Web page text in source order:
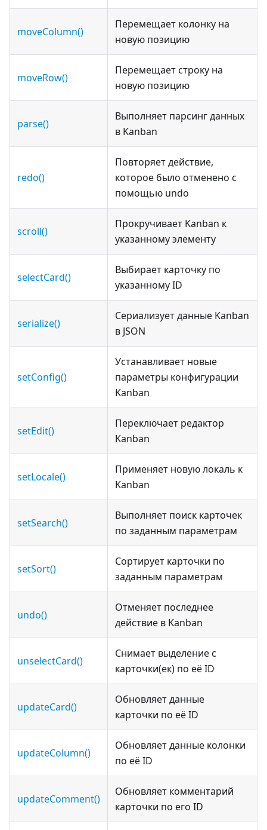
moveColumn()
Перемещает колонку на
новую позицию
moveRow()
Перемещает строку на
новую позицию
parse()
Выполняет парсинг данных
в Kanban
redo()
Повторяет действие,
которое было отменено с
помощью undo
scroll()
Прокручивает Kanban к
указанному элементу
selectCard()
Выбирает карточку по
указанному ID
serialize()
Сериализует данные Kanban
в JSON
setConfig()
Устанавливает новые
параметры конфигурации
Kanban
setEdit()
Переключает редактор
Kanban
setLocale()
Применяет новую локаль к
Kanban
setSearch()
Выполняет поиск карточек
по заданным параметрам
setSort()
Сортирует карточки по
заданным параметрам
undo()
Отменяет последнее
действие в Kanban
unselectCard()
Снимает выделение с
карточки(ек) по её ID
updateCard()
Обновляет данные
карточки по её ID
updateColumn()
Обновляет данные колонки
по её ID
updateComment()
Обновляет комментарий
карточки по его ID